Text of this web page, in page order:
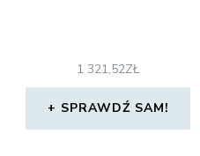
1 321,52ZŁ
SPRAWDŹ SAM!